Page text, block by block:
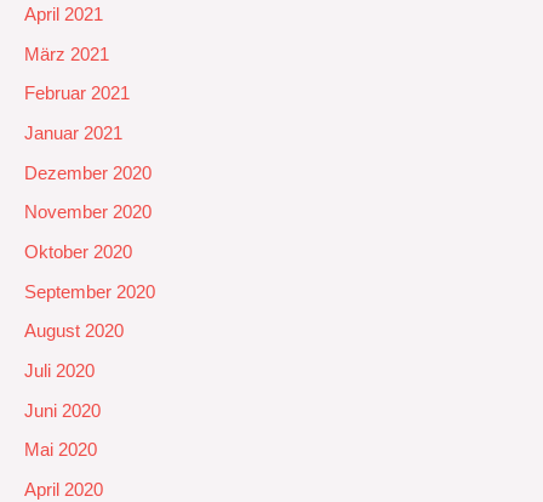
April 2021
März 2021
Februar 2021
Januar 2021
Dezember 2020
November 2020
Oktober 2020
September 2020
August 2020
Juli 2020
Juni 2020
Mai 2020
April 2020